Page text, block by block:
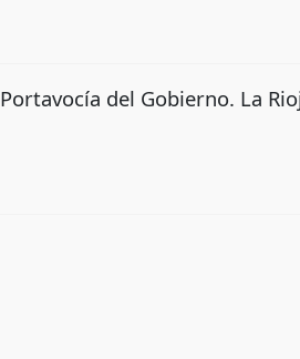
del Gobierno. La